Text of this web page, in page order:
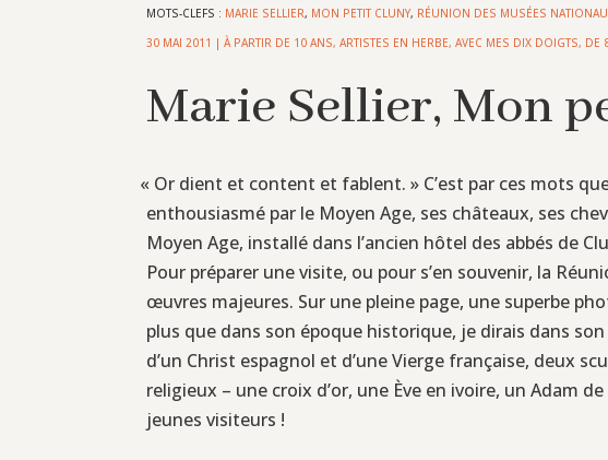
MOTS-CLEFS : MARIE SELLIER, MON PETIT CLUNY, RÉUNION DES MUSÉES
30 MAI 2011 |À PARTIR DE 10 ANS,ARTISTES EN HERBE,AVEC MES DIX DOIGTS, DE
Marie Sellier, Mon
« Or dient et content et fablent. » C’est par ces mots
enthousiasmé par le Moyen Age, ses châteaux, ses
Moyen Age, installé dans l’ancien hôtel des abbés de
Pour préparer une visite, ou pour s’en souvenir, la
œuvres majeures. Sur une pleine page, une superbe
plus que dans son époque historique, je dirais dans
d’un Christ espagnol et d’une Vierge française, deux
religieux – une croix d’or, une Ève en ivoire, un Adam
jeunes visiteurs !